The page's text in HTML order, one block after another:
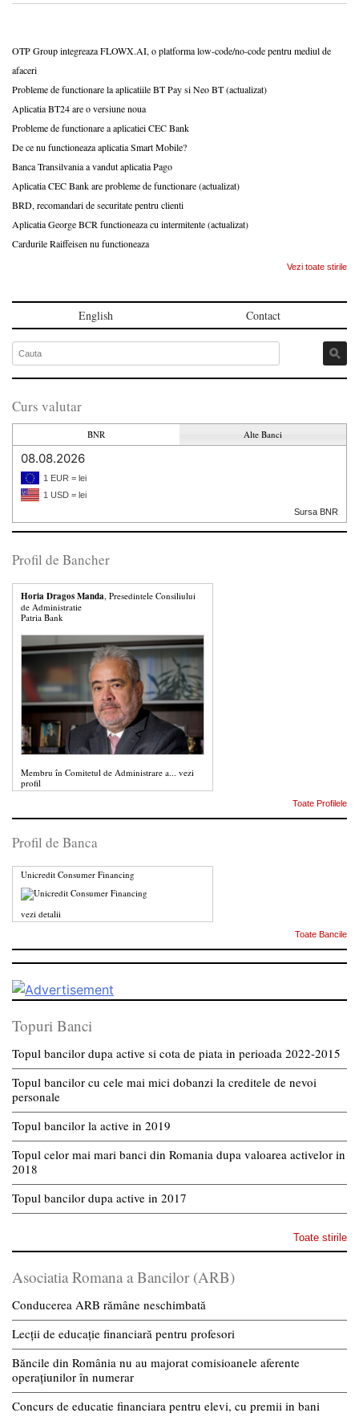
OTP Group integreaza FLOWX.AI, o platforma low-code/no-code pentru mediul de
afaceri
Probleme de functionare la aplicatiile BT Pay si Neo BT (actualizat)
Aplicatia BT24 are o versiune noua
Probleme de functionare a aplicatiei CEC Bank
De ce nu functioneaza aplicatia Smart Mobile?
Banca Transilvania a vandut aplicatia Pago
Aplicatia CEC Bank are probleme de functionare (actualizat)
BRD, recomandari de securitate pentru clienti
Aplicatia George BCR functioneaza cu intermitente (actualizat)
Cardurile Raiffeisen nu functioneaza
Vezi toate stirile
English Contact
Curs valutar
BNR Alte Banci
08.08.2026
1 EUR = lei
1 USD = lei
Sursa BNR
Profil de Bancher
Horia Dragos Manda, Presedintele Consiliului
de Administratie
Patria Bank
Membru în Comitetul de Administrare a... vezi
profil
Toate Profilele
Profil de Banca
Unicredit Consumer Financing
vezi detalii
Toate Bancile
Topuri Banci
Topul bancilor dupa active si cota de piata in perioada 2022-2015
Topul bancilor cu cele mai mici dobanzi la creditele de nevoi
personale
Topul bancilor la active in 2019
Topul celor mai mari banci din Romania dupa valoarea activelor in
2018
Topul bancilor dupa active in 2017
Toate stirile
Asociatia Romana a Bancilor (ARB)
Conducerea ARB rămâne neschimbată
Lecții de educație financiară pentru profesori
Băncile din România nu au majorat comisioanele aferente
operațiunilor în numerar
Concurs de educatie financiara pentru elevi, cu premii in bani